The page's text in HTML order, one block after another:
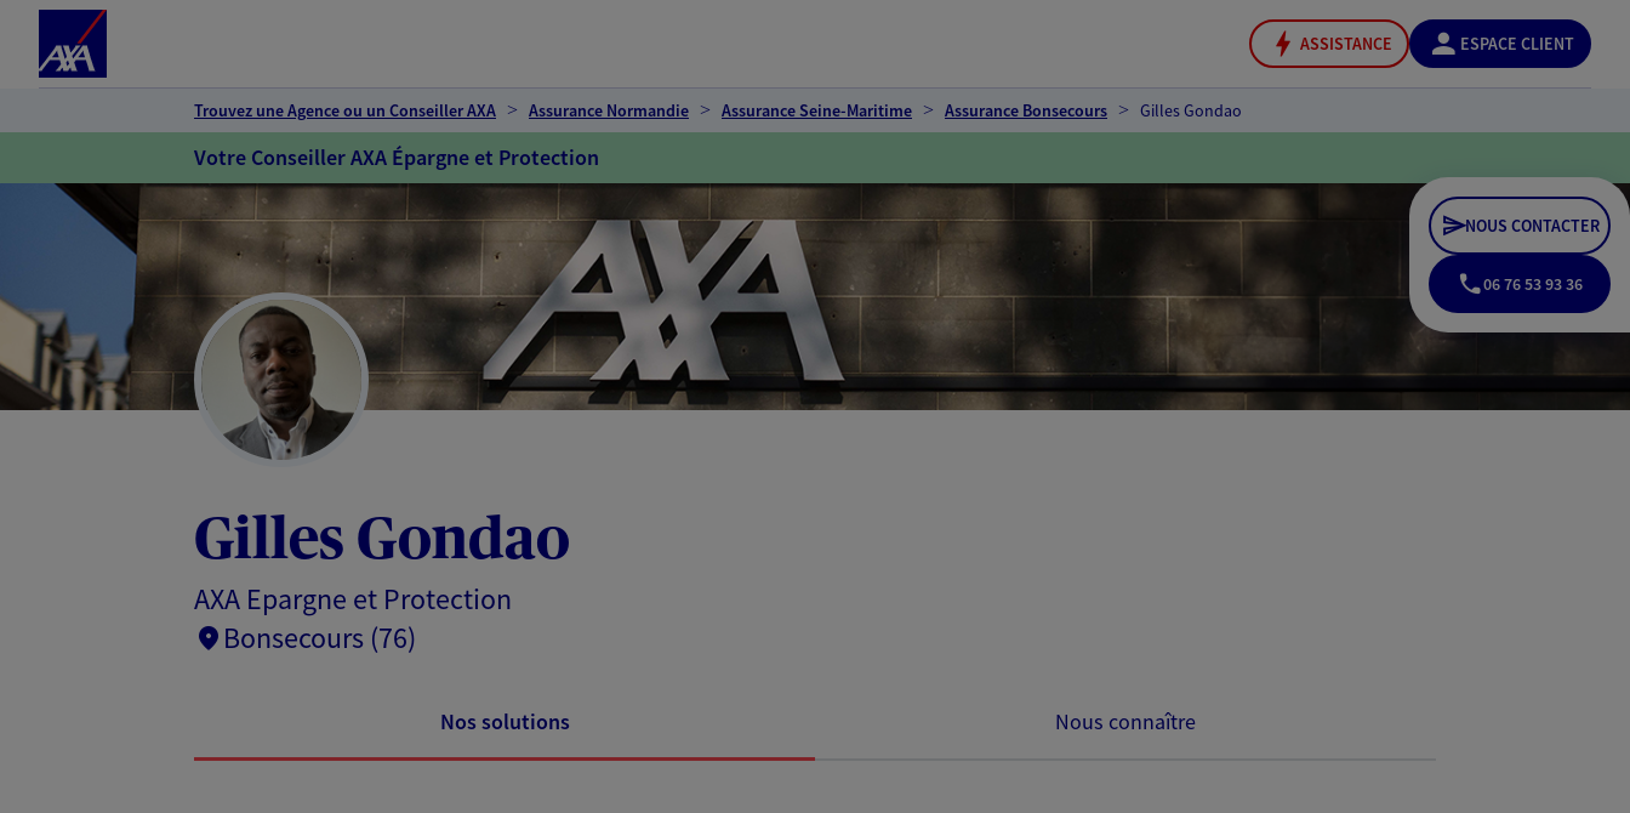
ASSISTANCE ESPACE CLIENT
Trouvez une Agence ou un Conseiller AXA Assurance Normandie Assurance Seine-Maritime Assurance Bonsecours Gilles Gondao
Votre Conseiller AXA Épargne et Protection
Gilles Gondao
AXA Epargne et Protection
Bonsecours (76)
NOUS CONTACTER
06 76 53 93 36
Nos solutions Nous connaître